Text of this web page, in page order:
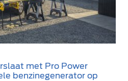
met Pro Power
benzinegenerator op